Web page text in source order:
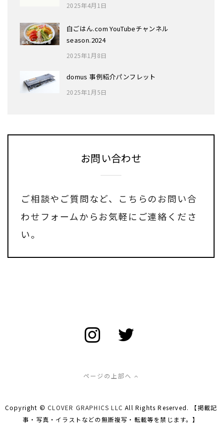
2025年4月1日
白ごはん.com YouTubeチャンネル
season.2024
2025年1月8日
domus 事例紹介パンフレット
2025年1月5日
お問い合わせ
ご相談やご質問など、
こちらのお問い合
わせフォームからお気軽にご連絡くださ
い。
ページの上部へ
Copyright ©CLOVER GRAPHICS LLC All Rights Reserved. 【掲載記
事・写真・イラストなどの無断複写・転載等を禁じます。】